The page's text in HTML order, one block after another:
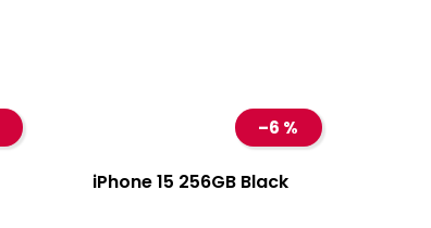
–6 %
iPhone 15 256GB Black